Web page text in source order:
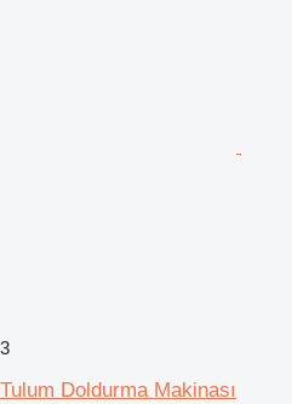
3
Tulum Doldurma Makinası